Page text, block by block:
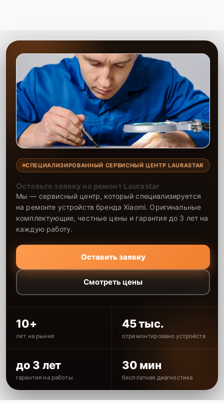
СПЕЦИАЛИЗИРОВАННЫЙ СЕРВИСНЫЙ ЦЕНТР LAURASTAR
Оставьте заявку на ремонт Laurastar
Мы — сервисный центр, который специализируется
на ремонте устройств бренда Xiaomi. Оригинальные
комплектующие, честные цены и гарантия до 3 лет на
каждую работу.
Оставить заявку
Смотреть цены
10+
лет на рынке
45 тыс.
отремонтировано устройств
до 3 лет
гарантия на работы
30 мин
бесплатная диагностика